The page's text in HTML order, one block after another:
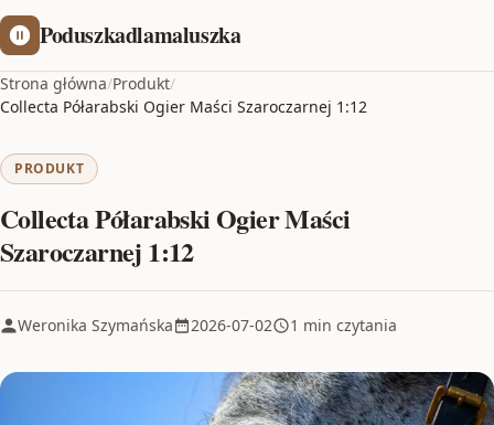
Poduszkadlamaluszka
Strona główna/Produkt/
Collecta Półarabski Ogier Maści Szaroczarnej 1:12
PRODUKT
Collecta Półarabski Ogier Maści
Szaroczarnej 1:12
Weronika Szymańska 2026-07-02 1 min czytania